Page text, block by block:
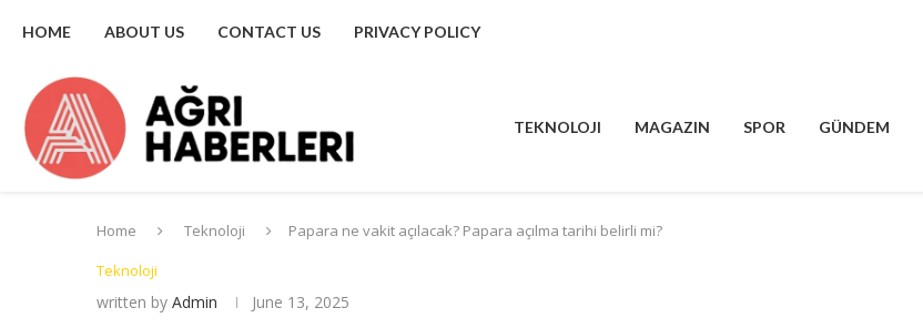
HOME ABOUT US CONTACT US PRIVACY POLICY
TEKNOLOJI MAGAZIN SPOR GÜNDEM
Home Teknoloji
Papara ne vakit açılacak? Papara açılma tarihi belirli mi?
Teknoloji
written by Admin June 13, 2025